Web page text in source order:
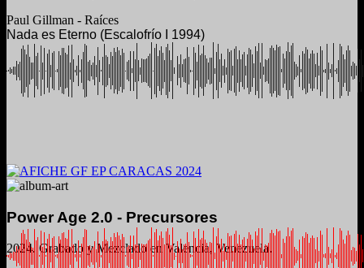
Paul Gillman - Raíces
Nada es Eterno (Escalofrío I 1994)
Power Age 2.0 - Precursores
2024. Grabado y Mezclado en Valencia, Venezuela.